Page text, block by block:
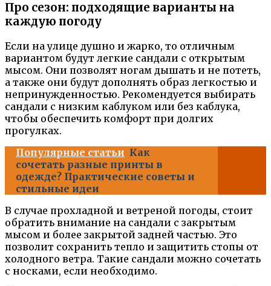
Про сезон: подходящие варианты на
каждую погоду
Если на улице душно и жарко, то отличным
вариантом будут легкие сандали с открытым
мысом. Они позволят ногам дышать и не потеть,
а также они будут дополнять образ легкостью и
непринужденностью. Рекомендуется выбирать
сандали с низким каблуком или без каблука,
чтобы обеспечить комфорт при долгих
прогулках.
Популярные статьи Как
сочетать разные принты в
одежде? Практические советы и
стильные идеи
В случае прохладной и ветреной погоды, стоит
обратить внимание на сандали с закрытым
мысом и более закрытой задней частью. Это
позволит сохранить тепло и защитить стопы от
холодного ветра. Такие сандали можно сочетать
с носками, если необходимо.